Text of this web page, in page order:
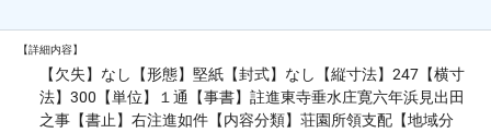
【詳細内容】
【欠失】なし【形態】堅紙【封式】なし【縦寸法】247【横寸
法】300【単位】１通【事書】註進東寺垂水庄寛六年浜見出田
之事【書止】右注進如件【内容分類】荘園所領支配【地域分